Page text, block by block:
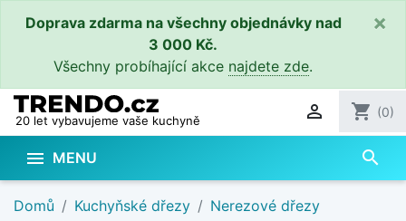
Doprava zdarma na všechny objednávky nad
3 000 Kč.
Všechny probíhající akce najdete zde.
×
20 let vybavujeme vaše kuchyně  shopping_cart (0)
 MENU search
Domů Kuchyňské dřezy
Nerezové dřezy